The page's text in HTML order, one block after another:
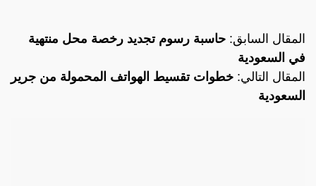
المقال السابق: حاسبة رسوم تجديد رخصة محل منتهية
في السعودية
المقال التالي: خطوات تقسيط الهواتف المحمولة من جرير
السعودية